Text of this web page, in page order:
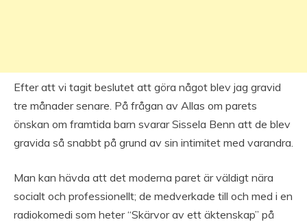
Efter att vi tagit beslutet att göra något blev jag gravid
tre månader senare. På frågan av Allas om parets
önskan om framtida barn svarar Sissela Benn att de blev
gravida så snabbt på grund av sin intimitet med varandra.
Man kan hävda att det moderna paret är väldigt nära
socialt och professionellt; de medverkade till och med i en
radiokomedi som heter “Skärvor av ett äktenskap” på